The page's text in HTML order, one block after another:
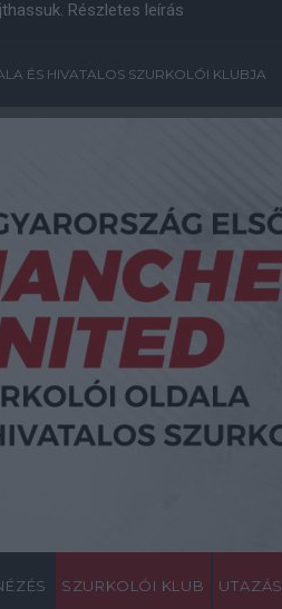
Részletes leírás
ÉS HIVATALOS SZURKOLÓI KLUBJA
SZURKOLÓI KLUB UTAZÁS